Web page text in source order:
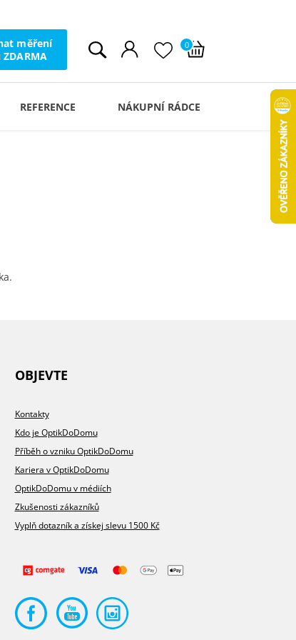
0
měření
REFERENCE NÁKUPNÍ RÁDCE
OBJEVTE
Kontakty
Kdo je OptikDoDomu
Příběh o vzniku OptikDoDomu
Kariera v OptikDoDomu
OptikDoDomu v médiích
Zkušenosti zákazníků
Vyplň dotazník a získej slevu 1500 Kč